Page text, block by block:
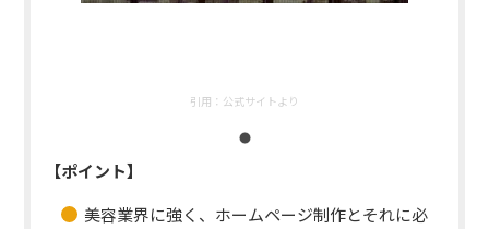
引用： 公式サイトより
【ポイント】
美容業界に強く、ホームページ制作とそれに必